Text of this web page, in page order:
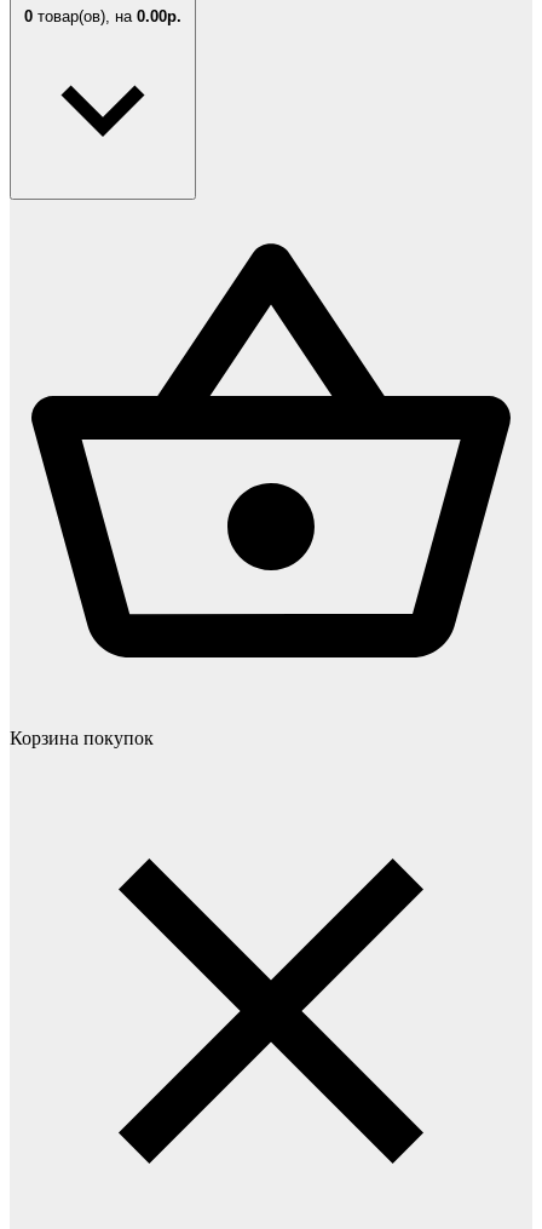
0 товар(ов), на 0.00р.
Корзина покупок